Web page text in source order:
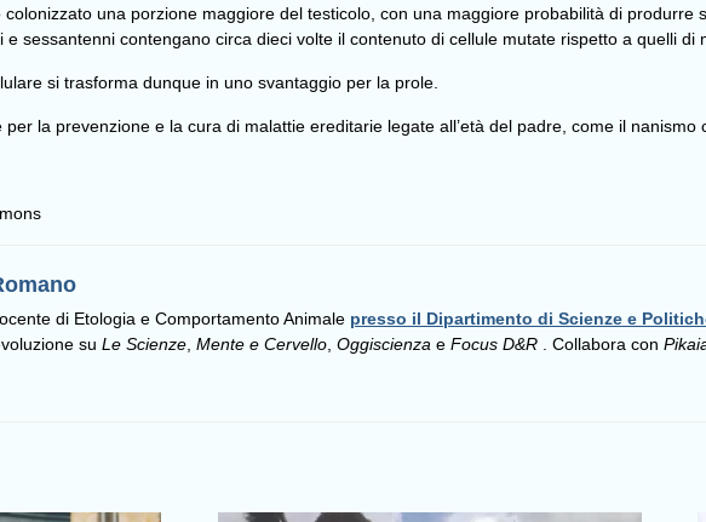
una porzione maggiore del testicolo, con una maggiore probabilità di produrre
sessantenni contengano circa dieci volte il contenuto di cellule mutate rispetto a quelli di
si trasforma dunque in uno svantaggio per la prole.
la prevenzione e la cura di malattie ereditarie legate all’età del padre, come il nanismo
di Etologia e Comportamento Animale presso il Dipartimento di Scienze e
su Le Scienze Mente e Cervello Oggiscienza e Focus D&R . Collabora con